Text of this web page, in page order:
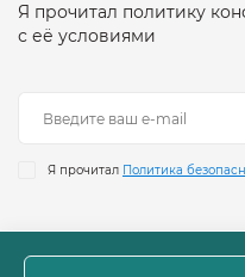
Я прочитал политику
с её условиями
Я прочитал Политика